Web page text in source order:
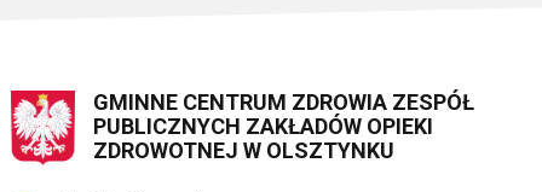
GMINNE CENTRUM ZDROWIA ZESPÓŁ
PUBLICZNYCH ZAKŁADÓW OPIEKI
ZDROWOTNEJ W OLSZTYNKU